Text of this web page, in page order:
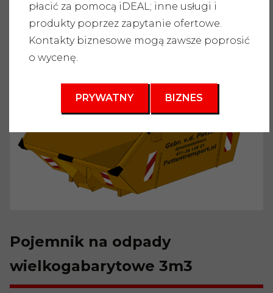
wielkogabarytowe " Pojemnik na odpady 3m3
3 m3
Pojemnik na odpady
wielkogabarytowe 3m3
płacić za pomocą iDEAL; inne usługi i
produkty poprzez zapytanie ofertowe.
Kontakty biznesowe mogą zawsze poprosić
o wycenę.
PRYWATNY BIZNES